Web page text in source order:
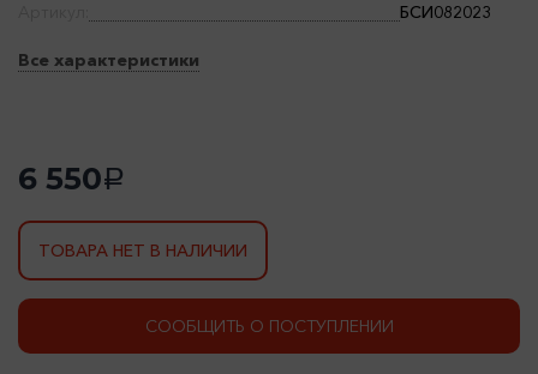
БСИ082023
Все характеристики
6 550a
ТОВАРА НЕТ В НАЛИЧИИ
СООБЩИТЬ О ПОСТУПЛЕНИИ